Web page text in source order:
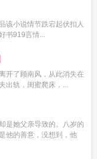
该小说情节跌宕起伏扣人
书919言情...
开了顾南风，从此消失在
出轨，闺蜜爬床，...
是她父亲导致的。八岁的
他的善意，没想到，他